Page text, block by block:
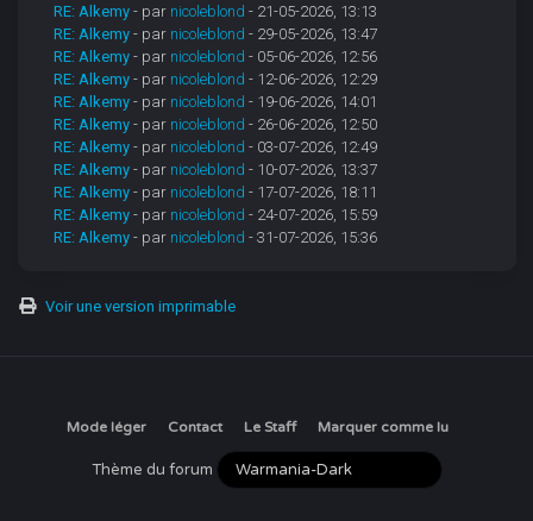
RE: Alkemy - par nicoleblond - 21-05-2026, 13:13
RE: Alkemy - par nicoleblond - 29-05-2026, 13:47
RE: Alkemy - par nicoleblond - 05-06-2026, 12:56
RE: Alkemy - par nicoleblond - 12-06-2026, 12:29
RE: Alkemy - par nicoleblond - 19-06-2026, 14:01
RE: Alkemy - par nicoleblond - 26-06-2026, 12:50
RE: Alkemy - par nicoleblond - 03-07-2026, 12:49
RE: Alkemy - par nicoleblond - 10-07-2026, 13:37
RE: Alkemy - par nicoleblond - 17-07-2026, 18:11
RE: Alkemy - par nicoleblond - 24-07-2026, 15:59
RE: Alkemy - par nicoleblond - 31-07-2026, 15:36
Voir une version imprimable
Mode léger Contact Le Staff Marquer comme lu
Thème du forum